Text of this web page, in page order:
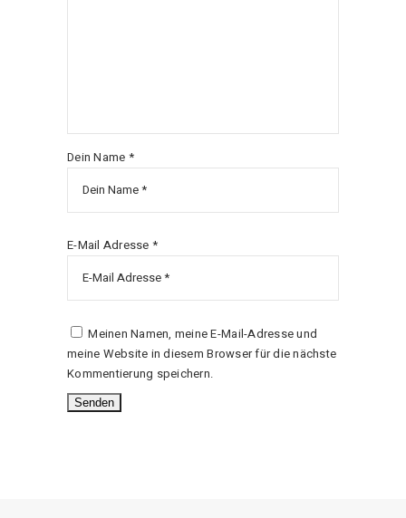
Dein Name *
E-Mail Adresse *
Meinen Namen, meine E-Mail-Adresse und
meine Website in diesem Browser für die nächste
Kommentierung speichern.